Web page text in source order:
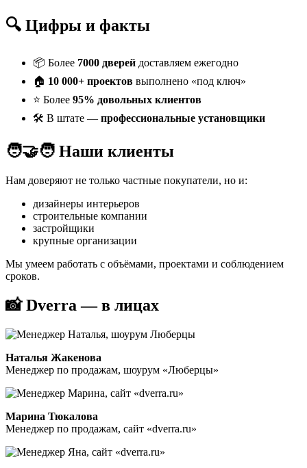
🔍 Цифры и факты
📦 Более 7000 дверей доставляем ежегодно
🏠 10 000+ проектов выполнено «под ключ»
⭐ Более 95% довольных клиентов
🛠 В штате — профессиональные установщики
🧑‍🤝‍🧑 Наши клиенты
Нам доверяют не только частные покупатели, но и:
дизайнеры интерьеров
строительные компании
застройщики
крупные организации
Мы умеем работать с объёмами, проектами и соблюдением
сроков.
📸 Dverra — в лицах
Наталья Жакенова
Менеджер по продажам, шоурум «Люберцы»
Марина Тюкалова
Менеджер по продажам, сайт «dverra.ru»